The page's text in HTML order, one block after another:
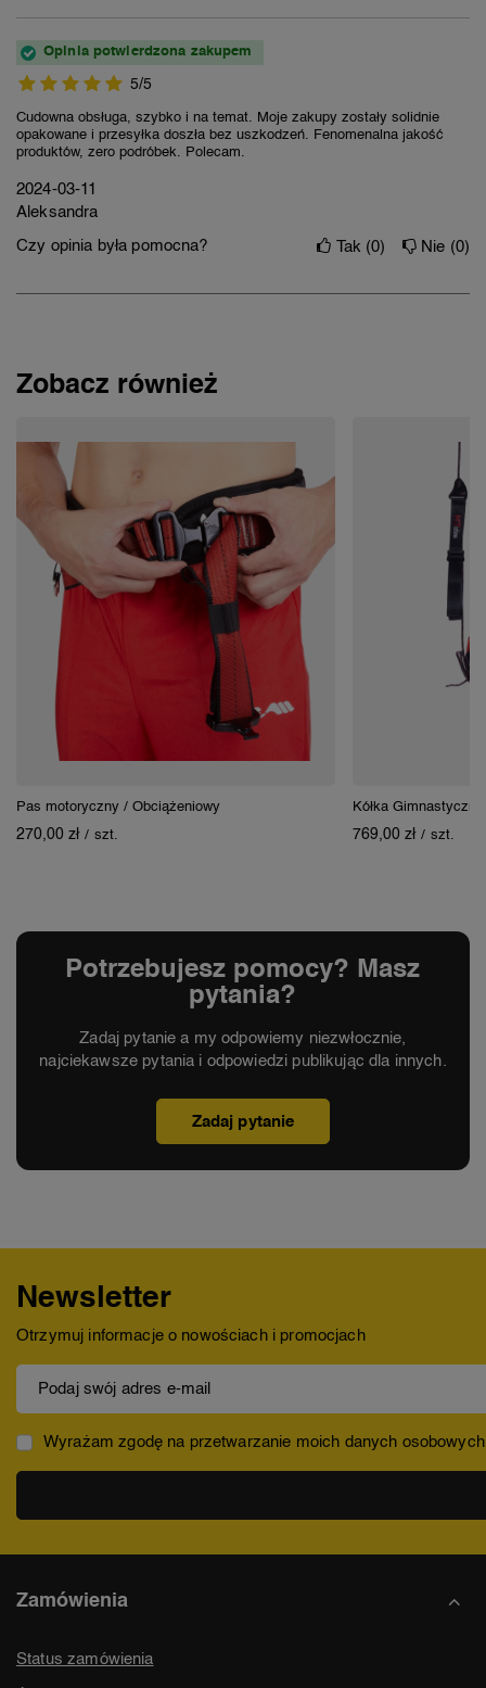
5/5
Opinia potwierdzona zakupem
Cudowna obsługa, szybko i na temat. Moje zakupy zostały solidnie
opakowane i przesyłka doszła bez uszkodzeń. Fenomenalna jakość
produktów, zero podróbek. Polecam.
2024-03-11
Aleksandra
Czy opinia była pomocna? Tak 0 Nie 0
Zobacz również
Pas motoryczny / Obciążeniowy
270,00 zł / szt.
Kółka
769,00 zł / szt.
Potrzebujesz pomocy? Masz
pytania?
Zadaj pytanie a my odpowiemy niezwłocznie,
najciekawsze pytania i odpowiedzi publikując dla innych.
Zadaj pytanie
Newsletter
Otrzymuj informacje o nowościach i promocjach
Podaj swój adres e-mail
Wyrażam zgodę na przetwarzanie moich danych
Zamówienia
Status zamówienia